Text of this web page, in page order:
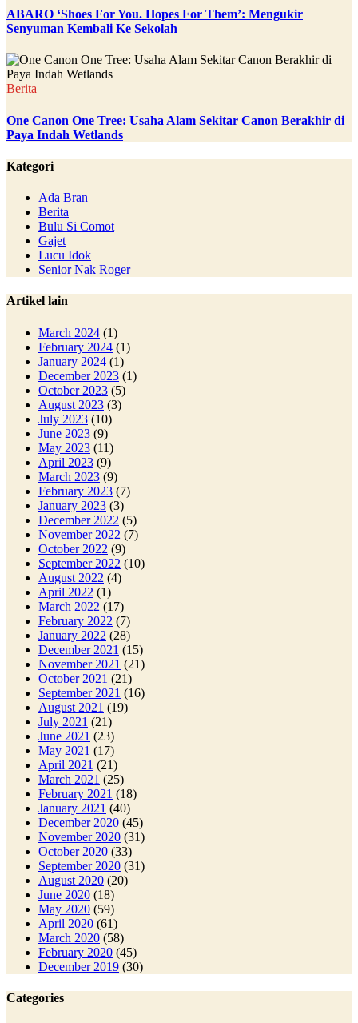
ABARO ‘Shoes For You. Hopes For Them’: Mengukir
Senyuman Kembali Ke Sekolah
Berita
One Canon One Tree: Usaha Alam Sekitar Canon Berakhir di
Paya Indah Wetlands
Kategori
Ada Bran
Berita
Bulu Si Comot
Gajet
Lucu Idok
Senior Nak Roger
Artikel lain
March 2024 (1)
February 2024 (1)
January 2024 (1)
December 2023 (1)
October 2023 (5)
August 2023 (3)
July 2023 (10)
June 2023 (9)
May 2023 (11)
April 2023 (9)
March 2023 (9)
February 2023 (7)
January 2023 (3)
December 2022 (5)
November 2022 (7)
October 2022 (9)
September 2022 (10)
August 2022 (4)
April 2022 (1)
March 2022 (17)
February 2022 (7)
January 2022 (28)
December 2021 (15)
November 2021 (21)
October 2021 (21)
September 2021 (16)
August 2021 (19)
July 2021 (21)
June 2021 (23)
May 2021 (17)
April 2021 (21)
March 2021 (25)
February 2021 (18)
January 2021 (40)
December 2020 (45)
November 2020 (31)
October 2020 (33)
September 2020 (31)
August 2020 (20)
June 2020 (18)
May 2020 (59)
April 2020 (61)
March 2020 (58)
February 2020 (45)
December 2019 (30)
Categories